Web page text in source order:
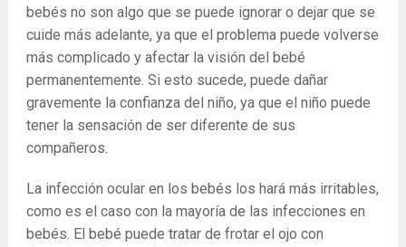
bebés no son algo que se puede ignorar o dejar que se
cuide más adelante, ya que el problema puede volverse
más complicado y afectar la visión del bebé
permanentemente. Si esto sucede, puede dañar
gravemente la confianza del niño, ya que el niño puede
tener la sensación de ser diferente de sus
compañeros.
La infección ocular en los bebés los hará más irritables,
como es el caso con la mayoría de las infecciones en
bebés. El bebé puede tratar de frotar el ojo con